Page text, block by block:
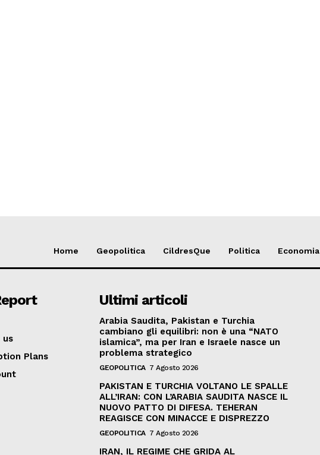
Home Geopolitica CildresQue Politica Economia
us
Plans
Ultimi articoli
Arabia Saudita, Pakistan e Turchia
cambiano gli equilibri: non è una “NATO
islamica”, ma per Iran e Israele nasce un
problema strategico
GEOPOLITICA 7 Agosto 2026
PAKISTAN E TURCHIA VOLTANO LE SPALLE
ALL’IRAN: CON L’ARABIA SAUDITA NASCE IL
NUOVO PATTO DI DIFESA. TEHERAN
REAGISCE CON MINACCE E DISPREZZO
GEOPOLITICA 7 Agosto 2026
IRAN, IL REGIME CHE GRIDA AL